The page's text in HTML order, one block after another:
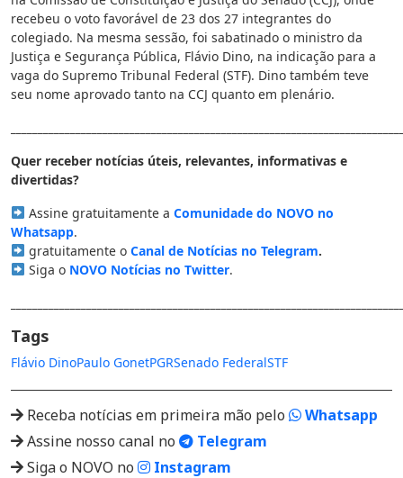
recebeu o voto favorável de 23 dos 27 integrantes do
colegiado. Na mesma sessão, foi sabatinado o ministro da
Justiça e Segurança Pública, Flávio Dino, na indicação para a
vaga do Supremo Tribunal Federal (STF). Dino também teve
seu nome aprovado tanto na CCJ quanto em plenário.
Quer receber notícias úteis, relevantes, informativas e
divertidas?
Assine gratuitamente a Comunidade do NOVO no
Whatsapp.
gratuitamente o Canal de Notícias no Telegram.
Siga o NOVO Notícias no Twitter.
Tags
Flávio DinoPaulo GonetPGRSenado FederalSTF
Receba notícias em primeira mão pelo
Whatsapp
Assine nosso canal no
Telegram
Siga o NOVO no
Instagram